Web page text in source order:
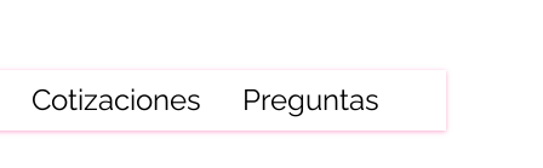
Cotizaciones Preguntas